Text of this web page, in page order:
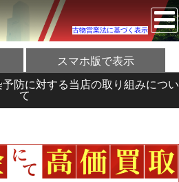
古物営業法に基づく表示
スマホ版で表示
予防に対する当店の取り組みについ
て